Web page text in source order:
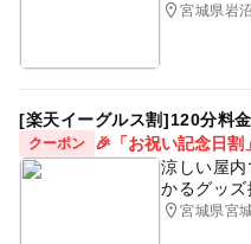
宮城県岩
[楽天イーグルス割]120分料
クーポン
🎉「お祝い記念日割
涼しい屋
かるグッズ
宮城県宮